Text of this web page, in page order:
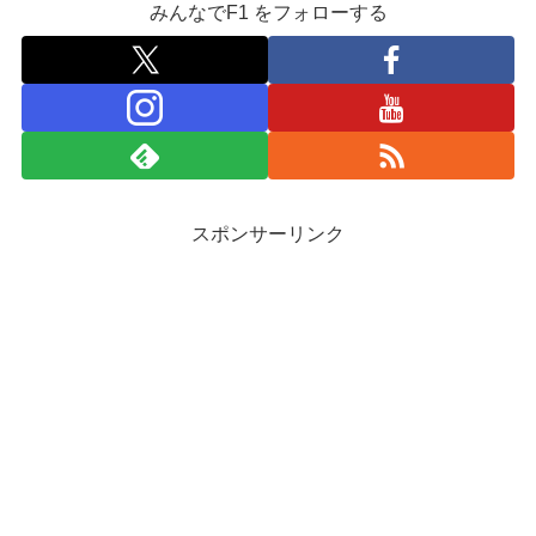
みんなでF1 をフォローする
スポンサーリンク